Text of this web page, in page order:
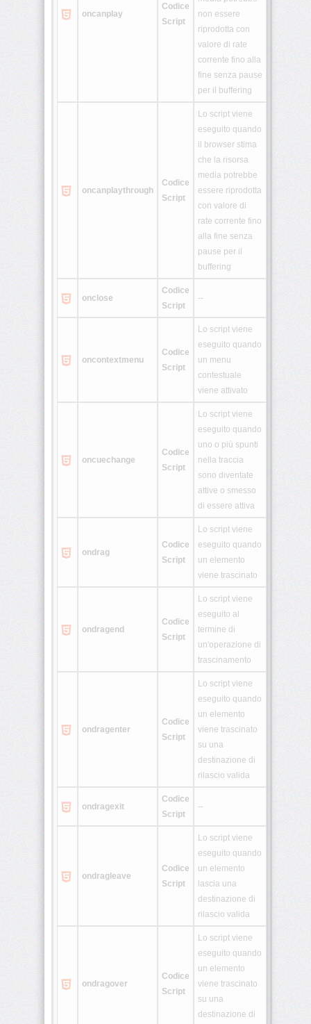
Home
Old
Whois
oncanplay
Codice
Script
non essere
riprodotta con
valore di rate
corrente fino alla
fine senza pause
per il buffering
oncanplaythrough
Codice
Script
Lo script viene
eseguito quando
il browser stima
che la risorsa
media potrebbe
essere riprodotta
con valore di
rate corrente fino
alla fine senza
pause per il
buffering
onclose
Codice
Script
--
oncontextmenu
Codice
Script
Lo script viene
eseguito quando
un menu
contestuale
viene attivato
oncuechange
Codice
Script
Lo script viene
eseguito quando
uno o più spunti
nella traccia
sono diventate
attive o smesso
di essere attiva
ondrag
Codice
Script
Lo script viene
eseguito quando
un elemento
viene trascinato
ondragend
Codice
Script
Lo script viene
eseguito al
termine di
un'operazione di
trascinamento
ondragenter
Codice
Script
Lo script viene
eseguito quando
un elemento
viene trascinato
su una
destinazione di
rilascio valida
ondragexit
Codice
Script
--
ondragleave
Codice
Script
Lo script viene
eseguito quando
un elemento
lascia una
destinazione di
rilascio valida
ondragover
Codice
Script
Lo script viene
eseguito quando
un elemento
viene trascinato
su una
destinazione di